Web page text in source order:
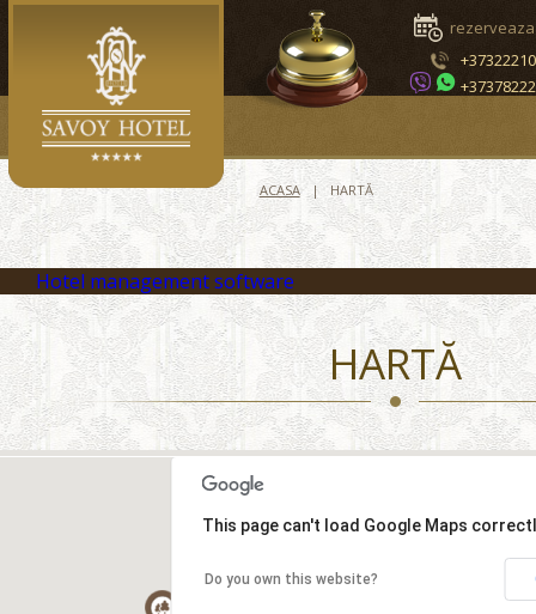
ACASA HARTĂ
Hotel management software
HARTĂ
This page can't load Google Maps
Do you own this website?